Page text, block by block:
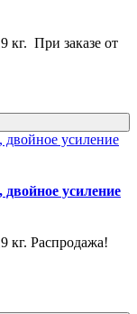
кг. При заказе от
усиление
кг. Распродажа!